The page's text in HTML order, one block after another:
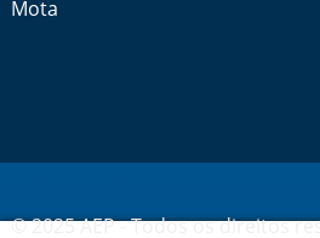
Mota
© 2025 AEP - Todos os direitos